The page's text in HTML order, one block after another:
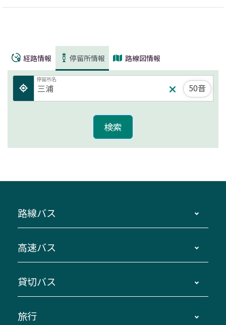
経路情報 停留所情報 路線図情報
停留所名
50音
路線バス
主要停留所案内図・時刻表
路線バスのご利用方法
三重交通接近情報バスロケーションシステム
高速バス
南紀・VISON～横浜・東京・埼玉
伊賀～名古屋
貸切バス
旅行